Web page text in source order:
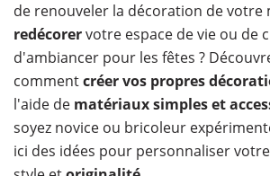
de renouveler la décoration de votre
redécorervotre espace de vie ou de
d'ambiancer pour les fêtes ?
commentcréer vos propres
l'aide de matériaux simples et
soyez novice ou bricoleur
ici des idées pour personnaliser